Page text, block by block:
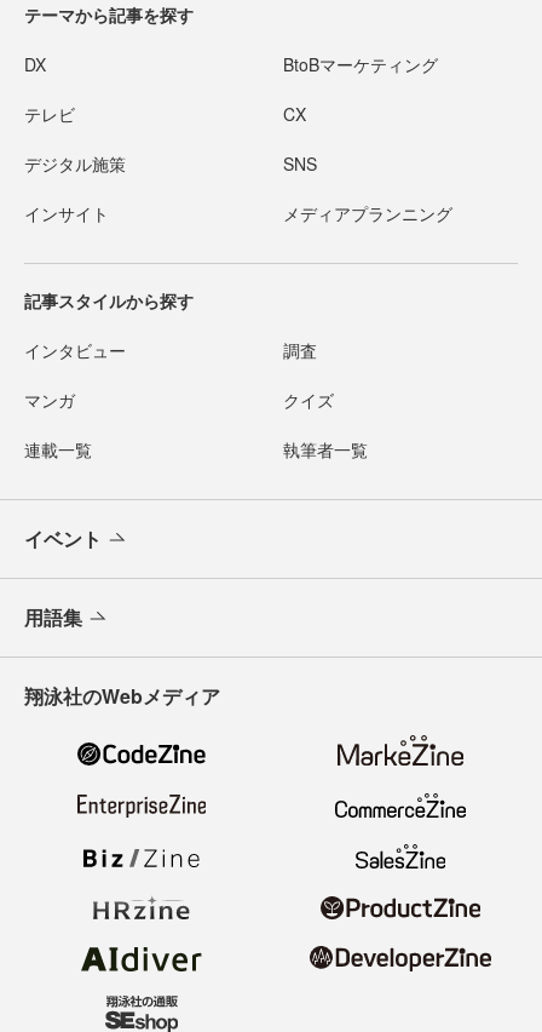
テーマから記事を探す
DX BtoBマーケティング
テレビ CX
デジタル施策 SNS
インサイト メディアプランニング
記事スタイルから探す
インタビュー 調査
マンガ クイズ
連載一覧 執筆者一覧
イベント
用語集
翔泳社のWebメディア